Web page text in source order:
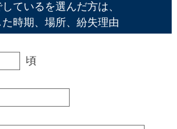
ているを選んだ方は、
時期、場所、紛失理由
頃